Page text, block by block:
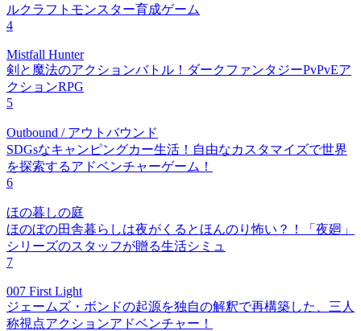
ルクラフトモンスター育成ゲーム
4
Mistfall Hunter
剣と魔法のアクションバトル！ダークファンタジーPvPvEア
クションRPG
5
Outbound / アウトバウンド
SDGsなキャンピングカー生活！自由なカスタマイズで世界
を探索するアドベンチャーゲーム！
6
ほの暮しの庭
ほのぼの田舎暮らしは夜がくるとほんのり怖い？！「夜廻」
シリーズのスタッフが贈る生活シミュ
7
007 First Light
ジェームズ・ボンドの起源を独自の解釈で再構築した、三人
称視点アクションアドベンチャー！